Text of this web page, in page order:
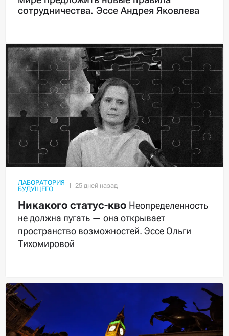
сотрудничества. Эссе Андрея Яковлева
ЛАБОРАТОРИЯ
БУДУЩЕГО
Никакого статус-кво Неопределенность
не должна пугать — она открывает
пространство возможностей. Эссе Ольги
Тихомировой